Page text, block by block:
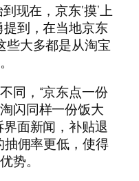
现在，京东‘摸’上
到，在当地京东
些大多都是从淘宝
同，“京东点一份
闪同样一份饭大
面新闻，补贴退
佣率更低，使得
势。